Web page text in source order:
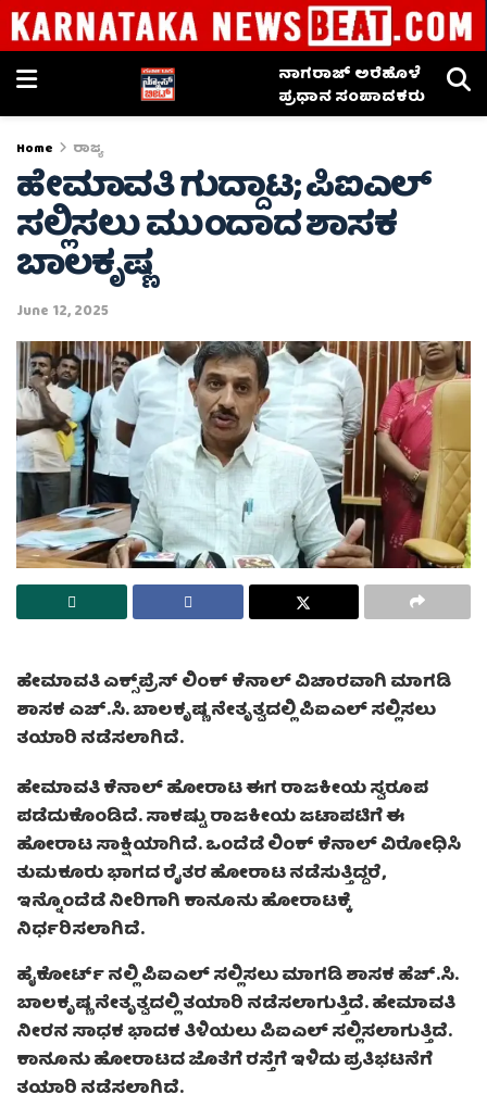
ನಾಗರಾಜ್ ಅರೆಹೊಳೆ
ಪ್ರಧಾನ ಸಂಪಾದಕರು
Home ರಾಜ್ಯ
ಹೇಮಾವತಿ ಗುದ್ದಾಟ; ಪಿಐಎಲ್
ಸಲ್ಲಿಸಲು ಮುಂದಾದ ಶಾಸಕ
ಬಾಲಕೃಷ್ಣ
June 12, 2025
ಹೇಮಾವತಿ ಎಕ್ಸ್‌ಪ್ರೆಸ್‌ ಲಿಂಕ್ ಕೆನಾಲ್ ವಿಚಾರವಾಗಿ ಮಾಗಡಿ
ಶಾಸಕ ಎಚ್.ಸಿ. ಬಾಲಕೃಷ್ಣ ನೇತೃತ್ವದಲ್ಲಿ ಪಿಐಎಲ್ ಸಲ್ಲಿಸಲು
ತಯಾರಿ ನಡೆಸಲಾಗಿದೆ.
ಹೇಮಾವತಿ ಕೆನಾಲ್ ಹೋರಾಟ ಈಗ ರಾಜಕೀಯ ಸ್ವರೂಪ
ಪಡೆದುಕೊಂಡಿದೆ. ಸಾಕಷ್ಟು ರಾಜಕೀಯ ಜಟಾಪಟಿಗೆ ಈ
ಹೋರಾಟ ಸಾಕ್ಷಿಯಾಗಿದೆ. ಒಂದೆಡೆ ಲಿಂಕ್ ಕೆನಾಲ್ ವಿರೋಧಿಸಿ
ತುಮಕೂರು ಭಾಗದ ರೈತರ ಹೋರಾಟ ನಡೆಸುತ್ತಿದ್ದರೆ,
ಇನ್ನೊಂದೆಡೆ ನೀರಿಗಾಗಿ ಕಾನೂನು ಹೋರಾಟಕ್ಕೆ
ನಿರ್ಧರಿಸಲಾಗಿದೆ.
ಹೈಕೋರ್ಟ್ ನಲ್ಲಿ ಪಿಐಎಲ್ ಸಲ್ಲಿಸಲು ಮಾಗಡಿ ಶಾಸಕ ಹೆಚ್.ಸಿ.
ಬಾಲಕೃಷ್ಣ ನೇತೃತ್ವದಲ್ಲಿ ತಯಾರಿ ನಡೆಸಲಾಗುತ್ತಿದೆ. ಹೇಮಾವತಿ
ನೀರನ ಸಾಧಕ ಭಾದಕ ತಿಳಿಯಲು ಪಿಐಎಲ್ ಸಲ್ಲಿಸಲಾಗುತ್ತಿದೆ.
ಕಾನೂನು ಹೋರಾಟದ ಜೊತೆಗೆ ರಸ್ತೆಗೆ ಇಳಿದು ಪ್ರತಿಭಟನೆಗೆ
ತಯಾರಿ ನಡೆಸಲಾಗಿದೆ.